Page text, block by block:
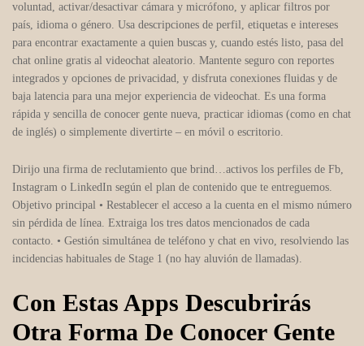
voluntad, activar/desactivar cámara y micrófono, y aplicar filtros por
país, idioma o género. Usa descripciones de perfil, etiquetas e intereses
para encontrar exactamente a quien buscas y, cuando estés listo, pasa del
chat online gratis al videochat aleatorio. Mantente seguro con reportes
integrados y opciones de privacidad, y disfruta conexiones fluidas y de
baja latencia para una mejor experiencia de videochat. Es una forma
rápida y sencilla de conocer gente nueva, practicar idiomas (como en chat
de inglés) o simplemente divertirte – en móvil o escritorio.
Dirijo una firma de reclutamiento que brind…activos los perfiles de Fb,
Instagram o LinkedIn según el plan de contenido que te entreguemos.
Objetivo principal • Restablecer el acceso a la cuenta en el mismo número
sin pérdida de línea. Extraiga los tres datos mencionados de cada
contacto. • Gestión simultánea de teléfono y chat en vivo, resolviendo las
incidencias habituales de Stage 1 (no hay aluvión de llamadas).
Con Estas Apps Descubrirás
Otra Forma De Conocer Gente